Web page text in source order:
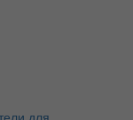
для